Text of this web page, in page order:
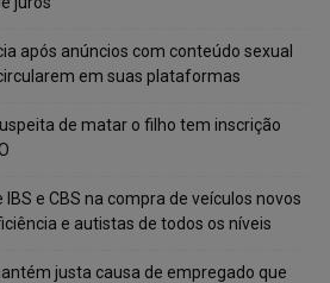
após anúncios com conteúdo sexual
em suas plataformas
de matar o filho tem inscrição
e CBS na compra de veículos novos
e autistas de todos os níveis
justa causa de empregado que